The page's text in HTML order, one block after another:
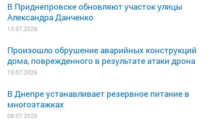
В Приднепровске обновляют участок улицы
Александра Данченко
13.07.2026
Произошло обрушение аварийных конструкций
дома, поврежденного в результате атаки дрона
10.07.2026
В Днепре устанавливает резервное питание в
многоэтажках
08.07.2026